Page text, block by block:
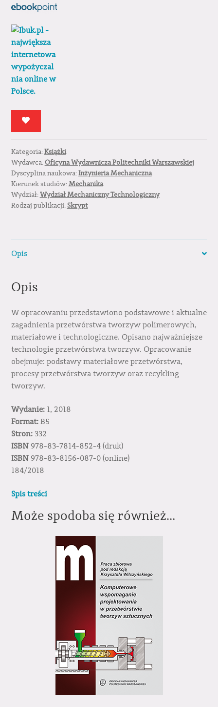
Kategoria:Książki
Wydawca: Oficyna Wydawnicza Politechniki Warszawskiej
Dyscyplina naukowa:Inżynieria Mechaniczna
Kierunek studiów:Mechanika
Wydział:Wydział Mechaniczny Technologiczny
Rodzaj publikacji: Skrypt
Opis
Opis
W opracowaniu przedstawiono podstawowe i aktualne
zagadnienia przetwórstwa tworzyw polimerowych,
materiałowe i technologiczne. Opisano najważniejsze
technologie przetwórstwa tworzyw. Opracowanie
obejmuje: podstawy materiałowe przetwórstwa,
procesy przetwórstwa tworzyw oraz recykling
tworzyw.
Wydanie:1, 2018
Format:B5
Stron:332
ISBN978-83-7814-852-4 (druk)
ISBN978-83-8156-087-0 (online)
184/2018
Spis treści
Może spodoba się również…